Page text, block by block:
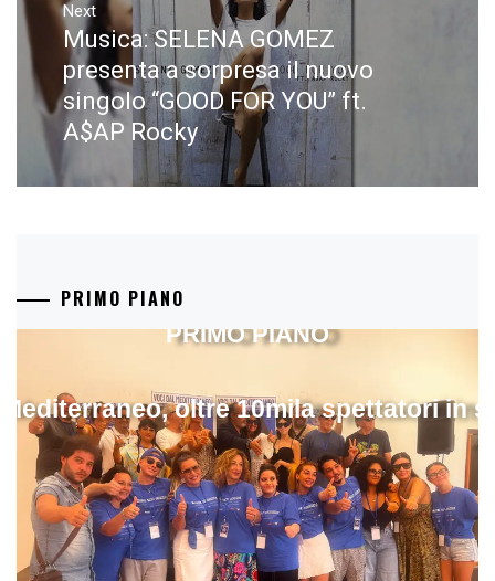
Next
Next
post:
Musica: SELENA GOMEZ
presenta a sorpresa il nuovo
singolo “GOOD FOR YOU” ft.
A$AP Rocky
PRIMO PIANO
oltre 10mila spettatori in
PRIMO PIANO